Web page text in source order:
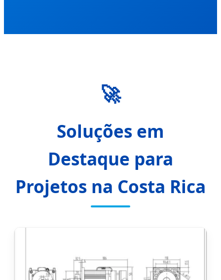
🚀
Soluções em
Destaque para
Projetos na Costa Rica